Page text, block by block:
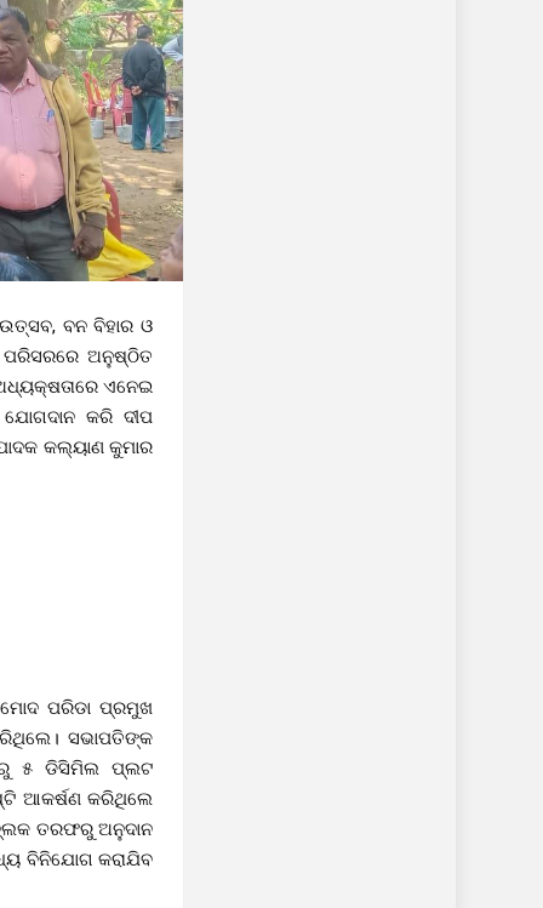
ଉତ୍ସବ, ବନ ବିହାର ଓ
ପରିସରରେ ଅନୁଷ୍ଠିତ
ଏନେଇ
କରି ଦୀପ
କଲ୍ୟାଣ କୁମାର
ପରିଡା ପ୍ରମୁଖ
ସଭାପତିଙ୍କ
୫ ଡିସିମିଲ ପ୍ଲଟ
ଆକର୍ଷଣ କରିଥିଲେ
ତରଫରୁ ଅନୁଦାନ
ବିନିଯୋଗ କରାଯିବ